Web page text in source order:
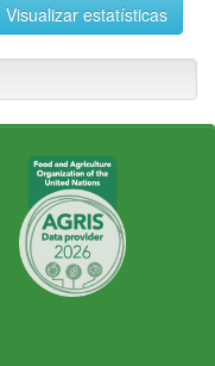
Visualizar estatísticas